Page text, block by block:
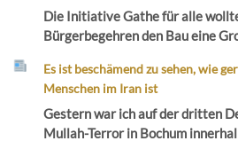
Die Initiative Gathe für alle
Bürgerbegehren den Bau eine
Es ist beschämend zu sehen, wie
Menschen im Iran ist
Gestern war ich auf der dritten
Mullah-Terror in Bochum